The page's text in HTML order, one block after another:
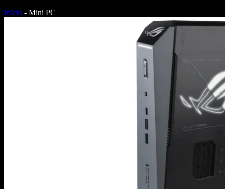
Início - Mini PC